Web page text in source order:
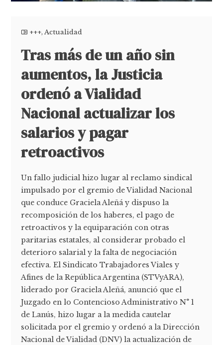
+++,Actualidad
Tras más de un año sin
aumentos, la Justicia
ordenó a Vialidad
Nacional actualizar los
salarios y pagar
retroactivos
Un fallo judicial hizo lugar al reclamo sindical
impulsado por el gremio de Vialidad Nacional
que conduce Graciela Aleñá y dispuso la
recomposición de los haberes, el pago de
retroactivos y la equiparación con otras
paritarias estatales, al considerar probado el
deterioro salarial y la falta de negociación
efectiva. El Sindicato Trabajadores Viales y
Afines de la República Argentina (STVyARA),
liderado por Graciela Aleñá, anunció que el
Juzgado en lo Contencioso Administrativo N° 1
de Lanús, hizo lugar a la medida cautelar
solicitada por el gremio y ordenó a la Dirección
Nacional de Vialidad (DNV) la actualización de